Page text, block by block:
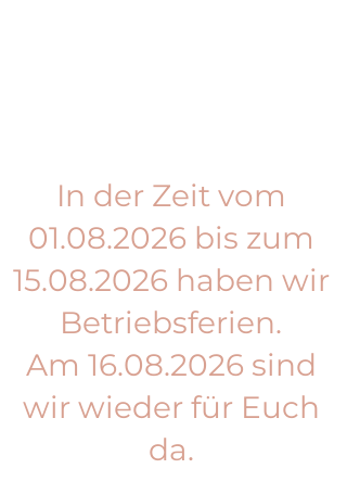
In der Zeit vom
01.08.2026 bis zum
15.08.2026 haben wir
Betriebsferien.
Am 16.08.2026 sind
wir wieder für Euch
da.